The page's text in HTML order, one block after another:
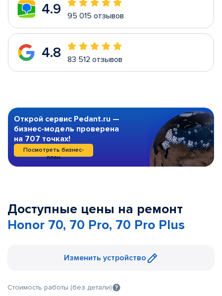
4.9 95 015 отзывов
4.8 83 512 отзывов
Открой сервис Pedant.ru —
бизнес-модель проверена
на 707 точках!
Посмотреть бизнес-
план
Доступные цены на ремонт
Honor 70, 70 Pro, 70 Pro Plus
Изменить устройство
Стоимость работы (без детали)